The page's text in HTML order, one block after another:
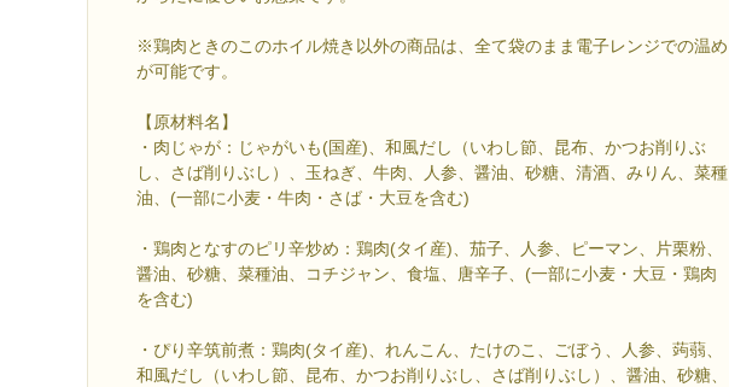
※鶏肉ときのこのホイル焼き以外の商品は、全て袋のまま電子レンジでの温め
が可能です。
【原材料名】
・肉じゃが：じゃがいも(国産)、和風だし（いわし節、昆布、かつお削りぶ
し、さば削りぶし）、玉ねぎ、牛肉、人参、醤油、砂糖、清酒、みりん、菜種
油、(一部に小麦・牛肉・さば・大豆を含む)
・鶏肉となすのピリ辛炒め：鶏肉(タイ産)、茄子、人参、ピーマン、片栗粉、
醤油、砂糖、菜種油、コチジャン、食塩、唐辛子、(一部に小麦・大豆・鶏肉
を含む)
・ぴり辛筑前煮：鶏肉(タイ産)、れんこん、たけのこ、ごぼう、人参、蒟蒻、
和風だし（いわし節、昆布、かつお削りぶし、さば削りぶし）、醤油、砂糖、